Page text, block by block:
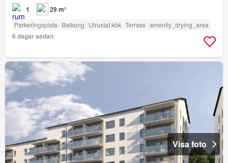
1 29 m²
Parkeringsplats Balkong Utrustat kök Terrass amenity_drying_area
6 dagar sedan
Visa foto